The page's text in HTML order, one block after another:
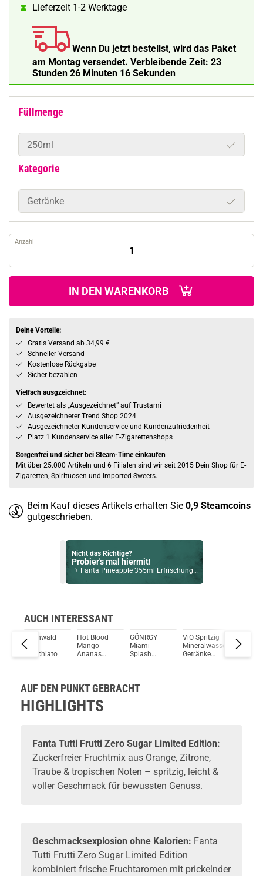
Lieferzeit 1-2 Werktage
Wenn Du jetzt bestellst, wird das Paket
am Montag versendet. Verbleibende Zeit: 23
Stunden 26 Minuten 15 Sekunden
Füllmenge
250ml
Kategorie
Getränke
Anzahl
IN DEN WARENKORB
Deine Vorteile:
Gratis Versand ab 34,99 €
Schneller Versand
Kostenlose Rückgabe
Sicher bezahlen
Vielfach ausgzeichnet:
Bewertet als „Ausgezeichnet” auf Trustami
Ausgezeichneter Trend Shop 2024
Ausgezeichneter Kundenservice und Kundenzufriedenheit
Platz 1 Kundenservice aller E-Zigarettenshops
Sorgenfrei und sicher bei Steam-Time einkaufen
Mit über 25.000 Artikeln und 6 Filialen sind wir seit 2015 Dein Shop für E-
Zigaretten, Spirituosen und Imported Sweets.
Beim Kauf dieses Artikels erhalten Sie 0,9 Steamcoins
gutgeschrieben.
Nicht das Richtige?
Probier's mal hiermit!
Fanta Pineapple 355ml Erfrischungsgetränk
Ferrero Hanuta 2er Pack 44g
Du willst Kröten sparen?
Schau mal hier!
Suorin Ace 2ml 1000mAh Pod Kit Weiss
AUCH INTERESSANT
Hochwald
Eis-
Macchiato
Hot Blood
Mango
Ananas
GÖNRGY
Miami
Splash
ViO Spritzig
Mineralwasser
Getränke
Monster
Energy
AUF DEN PUNKT GEBRACHT
HIGHLIGHTS
Fanta Tutti Frutti Zero Sugar Limited Edition:
Zuckerfreier Fruchtmix aus Orange, Zitrone,
Traube & tropischen Noten – spritzig, leicht &
voller Geschmack für bewussten Genuss.
Geschmacksexplosion ohne Kalorien: Fanta
Tutti Frutti Zero Sugar Limited Edition
kombiniert frische Fruchtaromen mit prickelnder